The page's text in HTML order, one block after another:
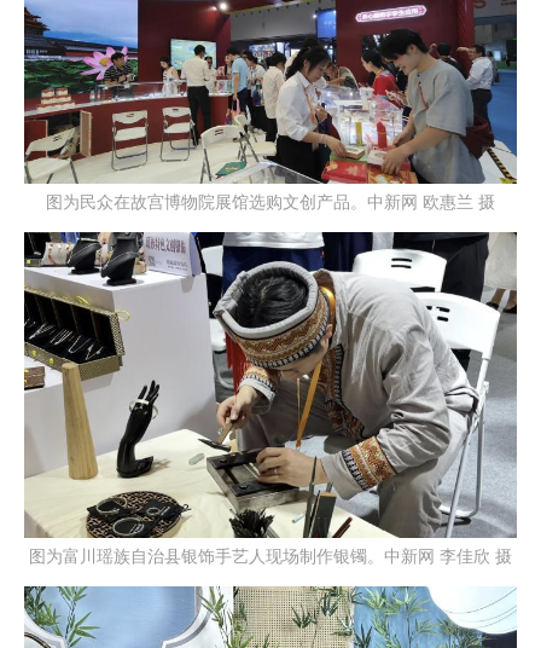
图为民众在故宫博物院展馆选购文创产品。中新网 欧惠兰 摄
图为富川瑶族自治县银饰手艺人现场制作银镯。中新网 李佳欣 摄